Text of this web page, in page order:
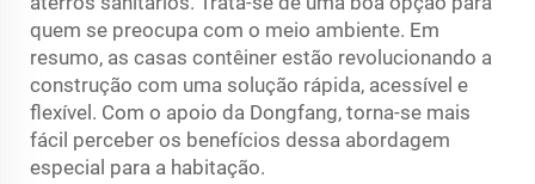
quem se preocupa com o meio ambiente. Em
resumo, as casas contêiner estão revolucionando a
construção com uma solução rápida, acessível e
flexível. Com o apoio da Dongfang, torna-se mais
fácil perceber os benefícios dessa abordagem
especial para a habitação.